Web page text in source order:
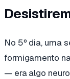
No 5º dia, uma
formigamento
— era algo